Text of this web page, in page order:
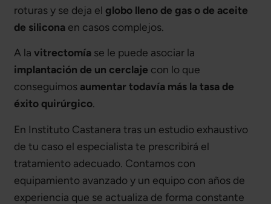
roturas y se deja elglobo lleno de gas o de aceite
de silicona en casos complejos.
A lavitrectomía se le puede asociar la
implantación de un cerclaje con lo que
conseguimos aumentar todavía más la tasa de
éxito quirúrgico.
En Instituto Castanera tras un estudio exhaustivo
de tu caso el especialista te prescribirá el
tratamiento adecuado. Contamos con
equipamiento avanzado y un equipo con años de
experiencia que se actualiza de forma constante